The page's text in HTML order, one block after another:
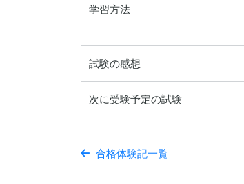
学習方法
試験の感想
次に受験予定の試験
合格体験記一覧